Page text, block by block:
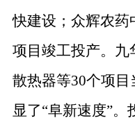
快建设；众辉农药
项目竣工投产。九
散热器等30个项目
显了“阜新速度”。